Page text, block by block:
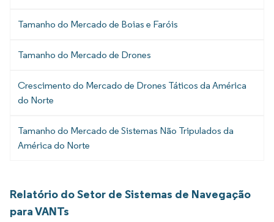
Tamanho do Mercado de Boias e Faróis
Tamanho do Mercado de Drones
Crescimento do Mercado de Drones Táticos da América
do Norte
Tamanho do Mercado de Sistemas Não Tripulados da
América do Norte
Relatório do Setor de Sistemas de Navegação
para VANTs